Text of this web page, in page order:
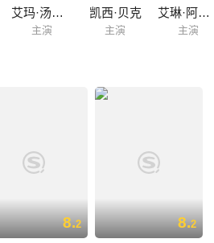
艾玛·汤普森
主演
凯西·贝克
主演
艾琳·阿特金斯
主演
8.2 8.2